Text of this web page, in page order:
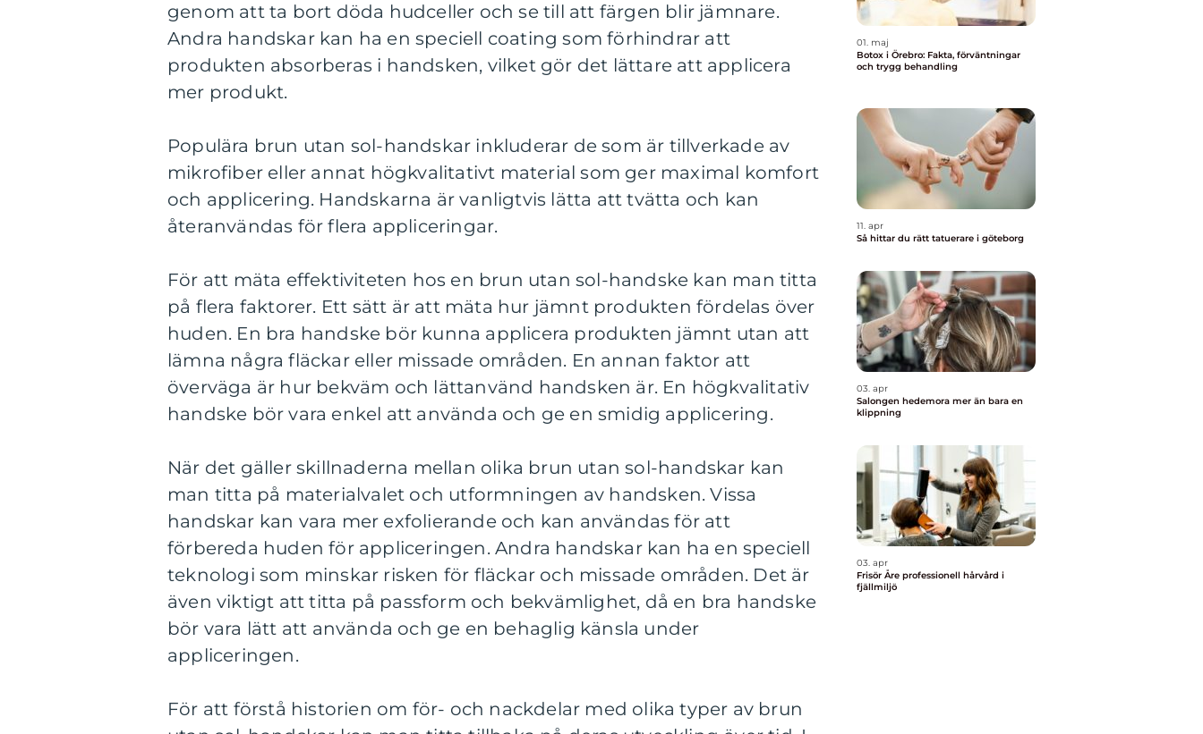
genom att ta bort döda hudceller och se till att färgen blir jämnare.
Andra handskar kan ha en speciell coating som förhindrar att
produkten absorberas i handsken, vilket gör det lättare att applicera
mer produkt.
Populära brun utan sol-handskar inkluderar de som är tillverkade av
mikrofiber eller annat högkvalitativt material som ger maximal komfort
och applicering. Handskarna är vanligtvis lätta att tvätta och kan
återanvändas för flera appliceringar.
För att mäta effektiviteten hos en brun utan sol-handske kan man titta
på flera faktorer. Ett sätt är att mäta hur jämnt produkten fördelas över
huden. En bra handske bör kunna applicera produkten jämnt utan att
lämna några fläckar eller missade områden. En annan faktor att
överväga är hur bekväm och lättanvänd handsken är. En högkvalitativ
handske bör vara enkel att använda och ge en smidig applicering.
När det gäller skillnaderna mellan olika brun utan sol-handskar kan
man titta på materialvalet och utformningen av handsken. Vissa
handskar kan vara mer exfolierande och kan användas för att
förbereda huden för appliceringen. Andra handskar kan ha en speciell
teknologi som minskar risken för fläckar och missade områden. Det är
även viktigt att titta på passform och bekvämlighet, då en bra handske
bör vara lätt att använda och ge en behaglig känsla under
appliceringen.
För att förstå historien om för- och nackdelar med olika typer av brun
01. maj
Botox i Örebro: Fakta, förväntningar
och trygg behandling
11. apr
Så hittar du rätt tatuerare i göteborg
03. apr
Salongen hedemora mer än bara en
klippning
03. apr
Frisör Åre professionell hårvård i
fjällmiljö